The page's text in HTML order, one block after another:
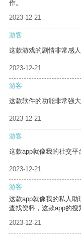
作。
2023-12-21
游客
这款游戏的剧情非常感
2023-12-21
游客
这款软件的功能非常强
2023-12-21
游客
这款app就像我的社交平
2023-12-21
游客
这款app就像我的私人
查找资料，这款app的搜
2023-12-21